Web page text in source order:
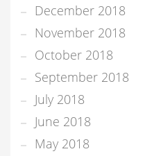
December 2018
November 2018
October 2018
September 2018
July 2018
June 2018
May 2018